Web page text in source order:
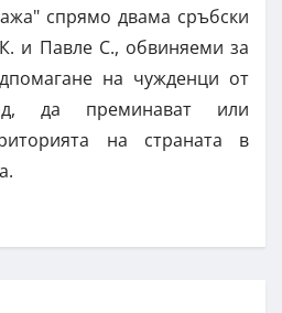
спрямо двама сръбски
и Павле С., обвиняеми за
на чужденци от
да преминават или
на страната в